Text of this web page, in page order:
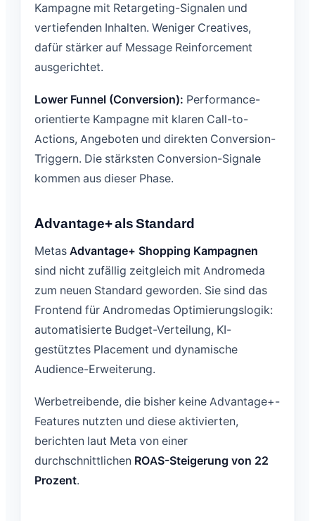
Kampagne mit Retargeting-Signalen und
vertiefenden Inhalten. Weniger Creatives,
dafür stärker auf Message Reinforcement
ausgerichtet.
Lower Funnel (Conversion): Performance-
orientierte Kampagne mit klaren Call-to-
Actions, Angeboten und direkten Conversion-
Triggern. Die stärksten Conversion-Signale
kommen aus dieser Phase.
Advantage+ als Standard
MetasAdvantage+ Shopping Kampagnen
sind nicht zufällig zeitgleich mit Andromeda
zum neuen Standard geworden. Sie sind das
Frontend für Andromedas Optimierungslogik:
automatisierte Budget-Verteilung, KI-
gestütztes Placement und dynamische
Audience-Erweiterung.
Werbetreibende, die bisher keine Advantage+-
Features nutzten und diese aktivierten,
berichten laut Meta von einer
durchschnittlichen ROAS-Steigerung von 22
Prozent.